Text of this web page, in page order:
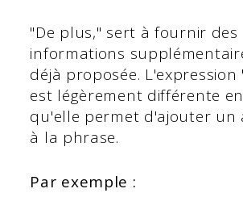
"De plus," sert à fournir des
informations
déjà proposée. L'expression
est légèrement différente
qu'elle permet d'ajouter un
à la phrase.
Par exemple :